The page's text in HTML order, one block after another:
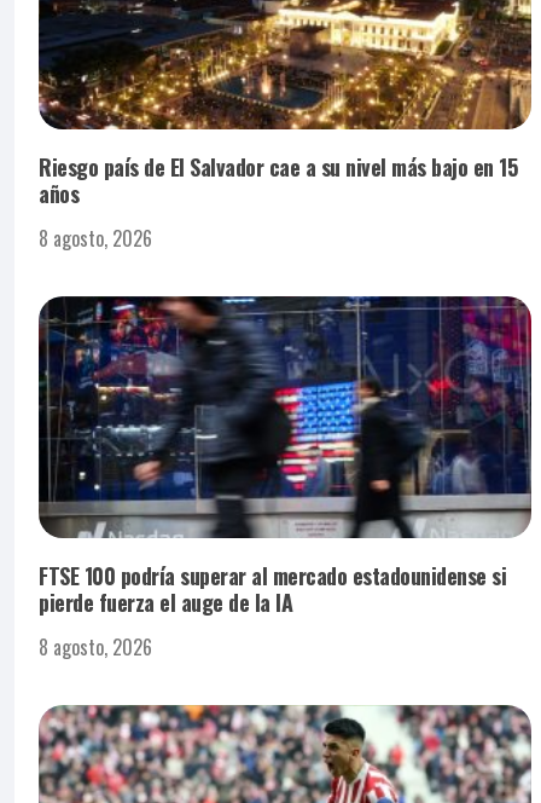
Riesgo país de El Salvador cae a su nivel más bajo en 15
años
8 agosto, 2026
FTSE 100 podría superar al mercado estadounidense si
pierde fuerza el auge de la IA
8 agosto, 2026